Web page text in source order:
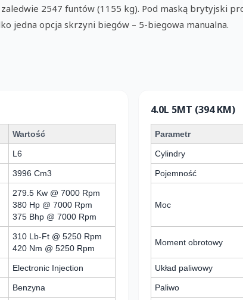
2547 funtów (1155 kg). Pod maską brytyjski
jedna opcja skrzyni biegów – 5-biegowa manualna.
Wartość
L6
3996 Cm3
279.5 Kw @ 7000 Rpm
380 Hp @ 7000 Rpm
375 Bhp @ 7000 Rpm
310 Lb-Ft @ 5250 Rpm
420 Nm @ 5250 Rpm
Electronic Injection
Benzyna
4.0L 5MT (394 KM)
Parametr
Cylindry
Pojemność
Moc
Moment obrotowy
Układ paliwowy
Paliwo